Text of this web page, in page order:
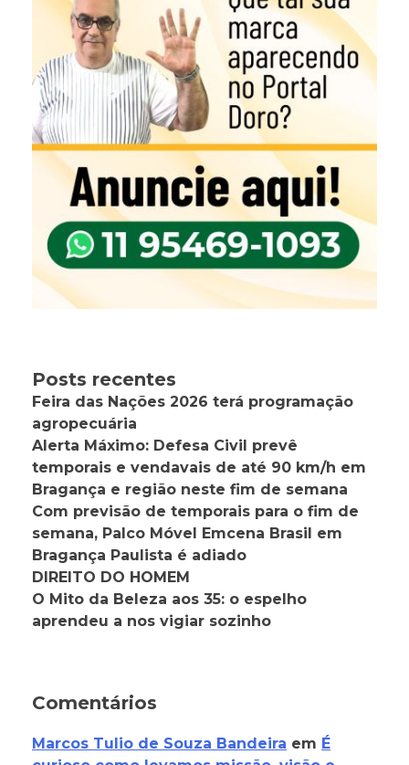
Posts recentes
Feira das Nações 2026 terá programação
agropecuária
Alerta Máximo: Defesa Civil prevê
temporais e vendavais de até 90 km/h em
Bragança e região neste fim de semana
Com previsão de temporais para o fim de
semana, Palco Móvel Emcena Brasil em
Bragança Paulista é adiado
DIREITO DO HOMEM
O Mito da Beleza aos 35: o espelho
aprendeu a nos vigiar sozinho
Comentários
Marcos Tulio de Souza Bandeira em É